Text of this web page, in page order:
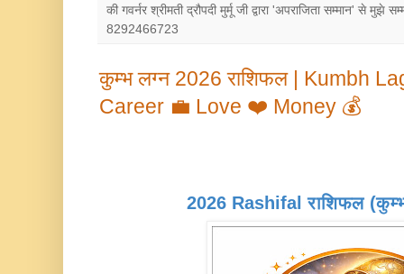
की गवर्नर श्रीमती द्रौपदी मुर्मू जी द्वारा 'अपराजिता सम्मान' से
8292466723
कुम्भ लग्न 2026 राशिफल | Kumbh
Career 💼 Love ❤️ Money 💰
2026 Rashifal राशिफल